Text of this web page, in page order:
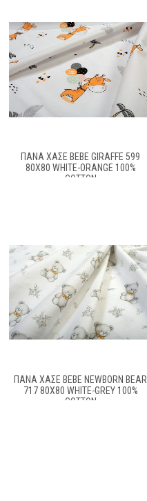
ΠΆΝΑ ΧΑΣΈ BEBE GIRAFFE 599
80X80 WHITE-ORANGE 100%
COTTON
ΠΆΝΑ ΧΑΣΈ BEBE NEWBORN BEAR
717 80X80 WHITE-GREY 100%
COTTON